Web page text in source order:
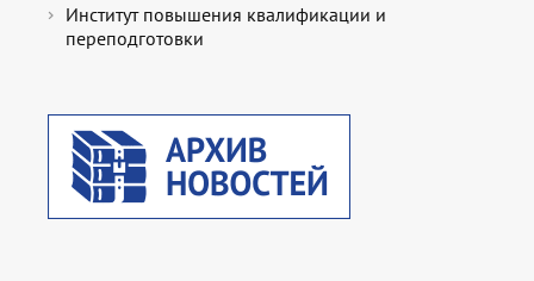
Институт повышения квалификации и
переподготовки